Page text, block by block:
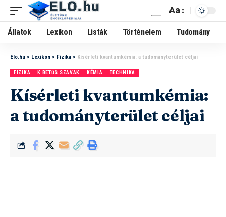
Aa
Állatok Lexikon Listák Történelem Tudomány
Elo.hu > Lexikon > Fizika > Kísérleti kvantumkémia: a tudományterület céljai
FIZIKA K BETŰS SZAVAK KÉMIA TECHNIKA
Kísérleti kvantumkémia:
a tudományterület céljai